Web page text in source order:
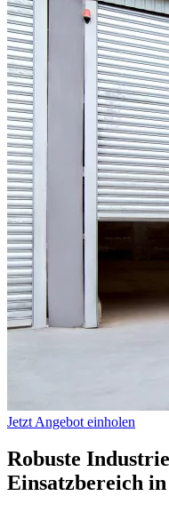
Jetzt Angebot einholen
Robuste
Einsatzbereich